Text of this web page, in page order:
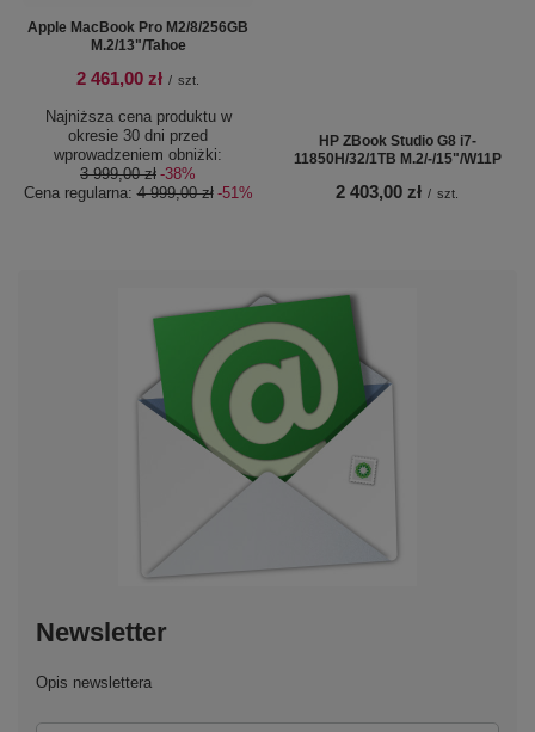
Apple MacBook Pro M2/8/256GB
M.2/13"/Tahoe
2 461,00 zł / szt.
Najniższa cena produktu w
okresie 30 dni przed
wprowadzeniem obniżki:
3 999,00 zł -38%
Cena regularna:4 999,00 zł -51%
HP ZBook Studio G8 i7-
11850H/32/1TB M.2/-/15"/W11P
2 403,00 zł / szt.
Newsletter
Opis newslettera